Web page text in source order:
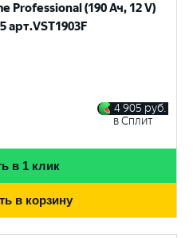
Professional (190 Ач, 12 V)
арт.VST1903F
4 905 руб.
в Сплит
в 1 клик
в корзину